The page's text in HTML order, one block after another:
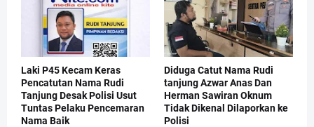
Laki P45 Kecam Keras
Pencatutan Nama Rudi
Tanjung Desak Polisi Usut
Tuntas Pelaku Pencemaran
Nama Baik
Diduga Catut Nama Rudi
tanjung Azwar Anas Dan
Herman Sawiran Oknum
Tidak Dikenal Dilaporkan ke
Polisi